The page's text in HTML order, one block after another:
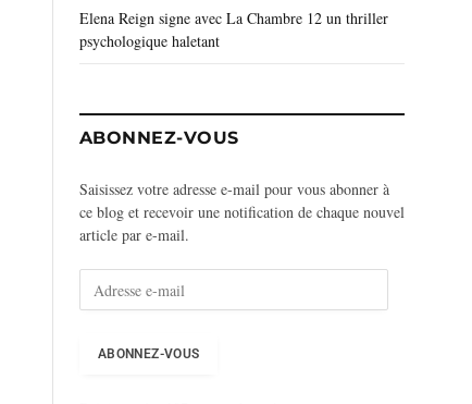
Elena Reign signe avec La Chambre 12 un thriller
psychologique haletant
ABONNEZ-VOUS
Saisissez votre adresse e-mail pour vous abonner à
ce blog et recevoir une notification de chaque nouvel
article par e-mail.
ABONNEZ-VOUS